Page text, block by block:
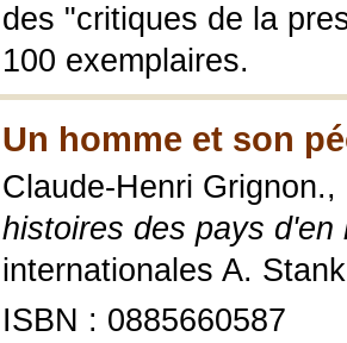
des "critiques de la
100 exemplaires.
Un homme et son
Claude-Henri Grignon.,
histoires des pays d'en
internationales A.
ISBN : 0885660587